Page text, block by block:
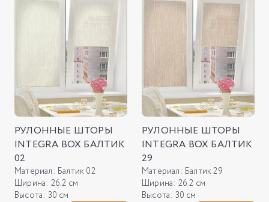
РУЛОННЫЕ ШТОРЫ
INTEGRA BOX БАЛТИК
02
Материал: Балтик 02
Ширина: 26.2 см
Высота: 30 см
РУЛОННЫЕ ШТОРЫ
INTEGRA BOX БАЛТИК
29
Материал: Балтик 29
Ширина: 26.2 см
Высота: 30 см